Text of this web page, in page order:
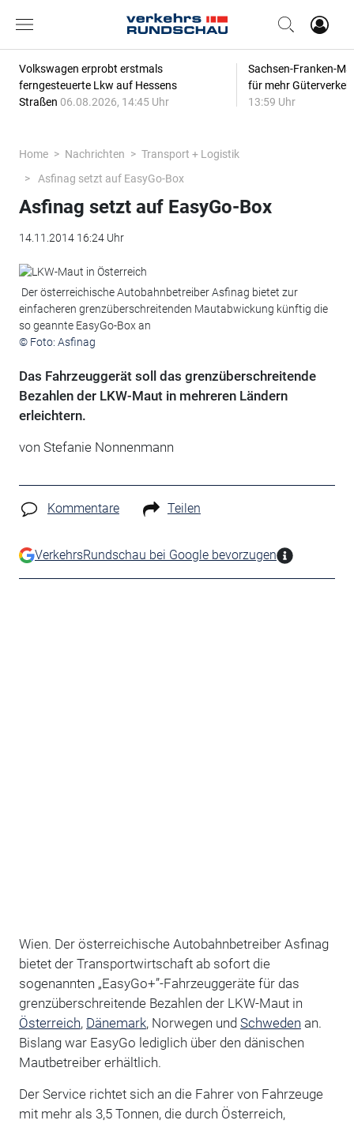
Volkswagen erprobt erstmals
ferngesteuerte Lkw auf Hessens
Straßen 06.08.2026, 14:45 Uhr
Sachsen-Franken-
für mehr
13:59 Uhr
Home Nachrichten
Transport + Logistik
Asfinag setzt auf EasyGo-Box
Asfinag setzt auf EasyGo-Box
14.11.2014 16:24 Uhr
Der österreichische Autobahnbetreiber Asfinag bietet zur
einfacheren grenzüberschreitenden Mautabwickung künftig die
so geannte EasyGo-Box an
© Foto: Asfinag
Das Fahrzeuggerät soll das grenzüberschreitende
Bezahlen der LKW-Maut in mehreren Ländern
erleichtern.
von Stefanie Nonnenmann
Kommentare Teilen
VerkehrsRundschau bei Google bevorzugen
Wien. Der österreichische Autobahnbetreiber Asfinag
bietet der Transportwirtschaft ab sofort die
sogenannten „EasyGo+”-Fahrzeuggeräte für das
grenzüberschreitende Bezahlen der LKW-Maut in
Österreich, Dänemark, Norwegen und Schweden an.
Bislang war EasyGo lediglich über den dänischen
Mautbetreiber erhältlich.
Der Service richtet sich an die Fahrer von Fahrzeuge
mit mehr als 3,5 Tonnen, die durch Österreich,